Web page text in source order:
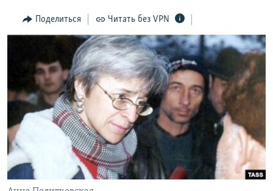
поискуИНФОГРАФИКА
ТЕЛЕПРОЕКТ КРЫМ.РЕАЛИИ
СОВЕТЫ ПРАВОЗАЩИТНИКОВ
ПРОПАВШИЕ БЕЗ ВЕСТИ
ПОБЕДИТЕЛЕЙ НЕ СУДЯТ?
КРЫМ.НЕПОКОРЕННЫЙ
ELIFBE
УКРАИНСКАЯ ПРОБЛЕМА КРЫМА
КАК ОБОЙТИ БЛОКИРОВКУ
Qırımtatar
ПРИСОЕДИНЯЙТЕСЬ!
Все сайты RFE/RL
Поделиться Читать без VPN